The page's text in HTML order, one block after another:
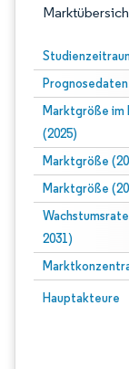
Marktgröße im
(2025)
Marktgröße
Marktgröße
2031)
Hauptakteure
Bild © Mordor